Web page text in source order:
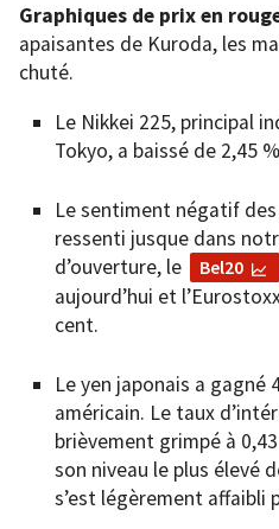
Graphiques de prix en
apaisantes de Kuroda, les
chuté.
Le Nikkei 225, principal
Tokyo, a baissé de 2,45
Le sentiment négatif
ressenti jusque dans
d’ouverture, le
Bel20
aujourd’hui et
cent.
Le yen japonais a
américain. Le taux
brièvement grimpé à
son niveau le plus élevé
s’est légèrement affaibli